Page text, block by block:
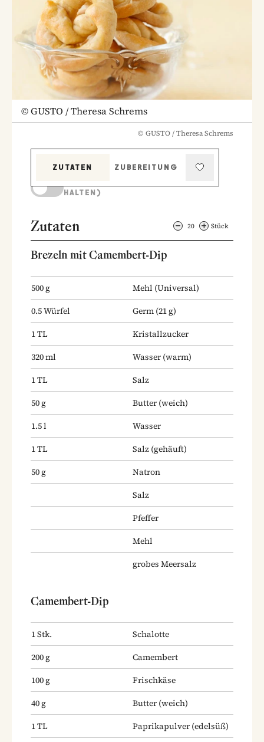
©GUSTO / Theresa Schrems
© GUSTO / Theresa Schrems
ZUTATEN
ZUBEREITUNG
HALTEN)
Zutaten 20 Stück
Brezeln mit Camembert-Dip
500g Mehl (Universal)
0.5Würfel Germ (21 g)
1TL
Kristallzucker
320ml Wasser (warm)
1TL
Salz
50g Butter (weich)
1.5l
Wasser
1TL Salz (gehäuft)
50g
Natron
Salz
Pfeffer
Mehl
grobes Meersalz
Camembert-Dip
1Stk.
Schalotte
200g
Camembert
100g
Frischkäse
40g Butter (weich)
1TL Paprikapulver (edelsüß)